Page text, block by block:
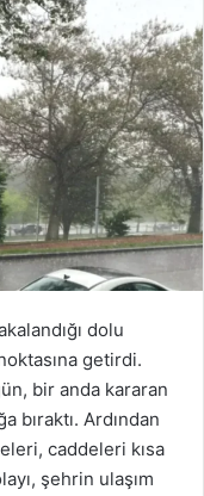
dolu
getirdi.
bir anda kararan
bıraktı. Ardından
caddeleri kısa
şehrin ulaşım